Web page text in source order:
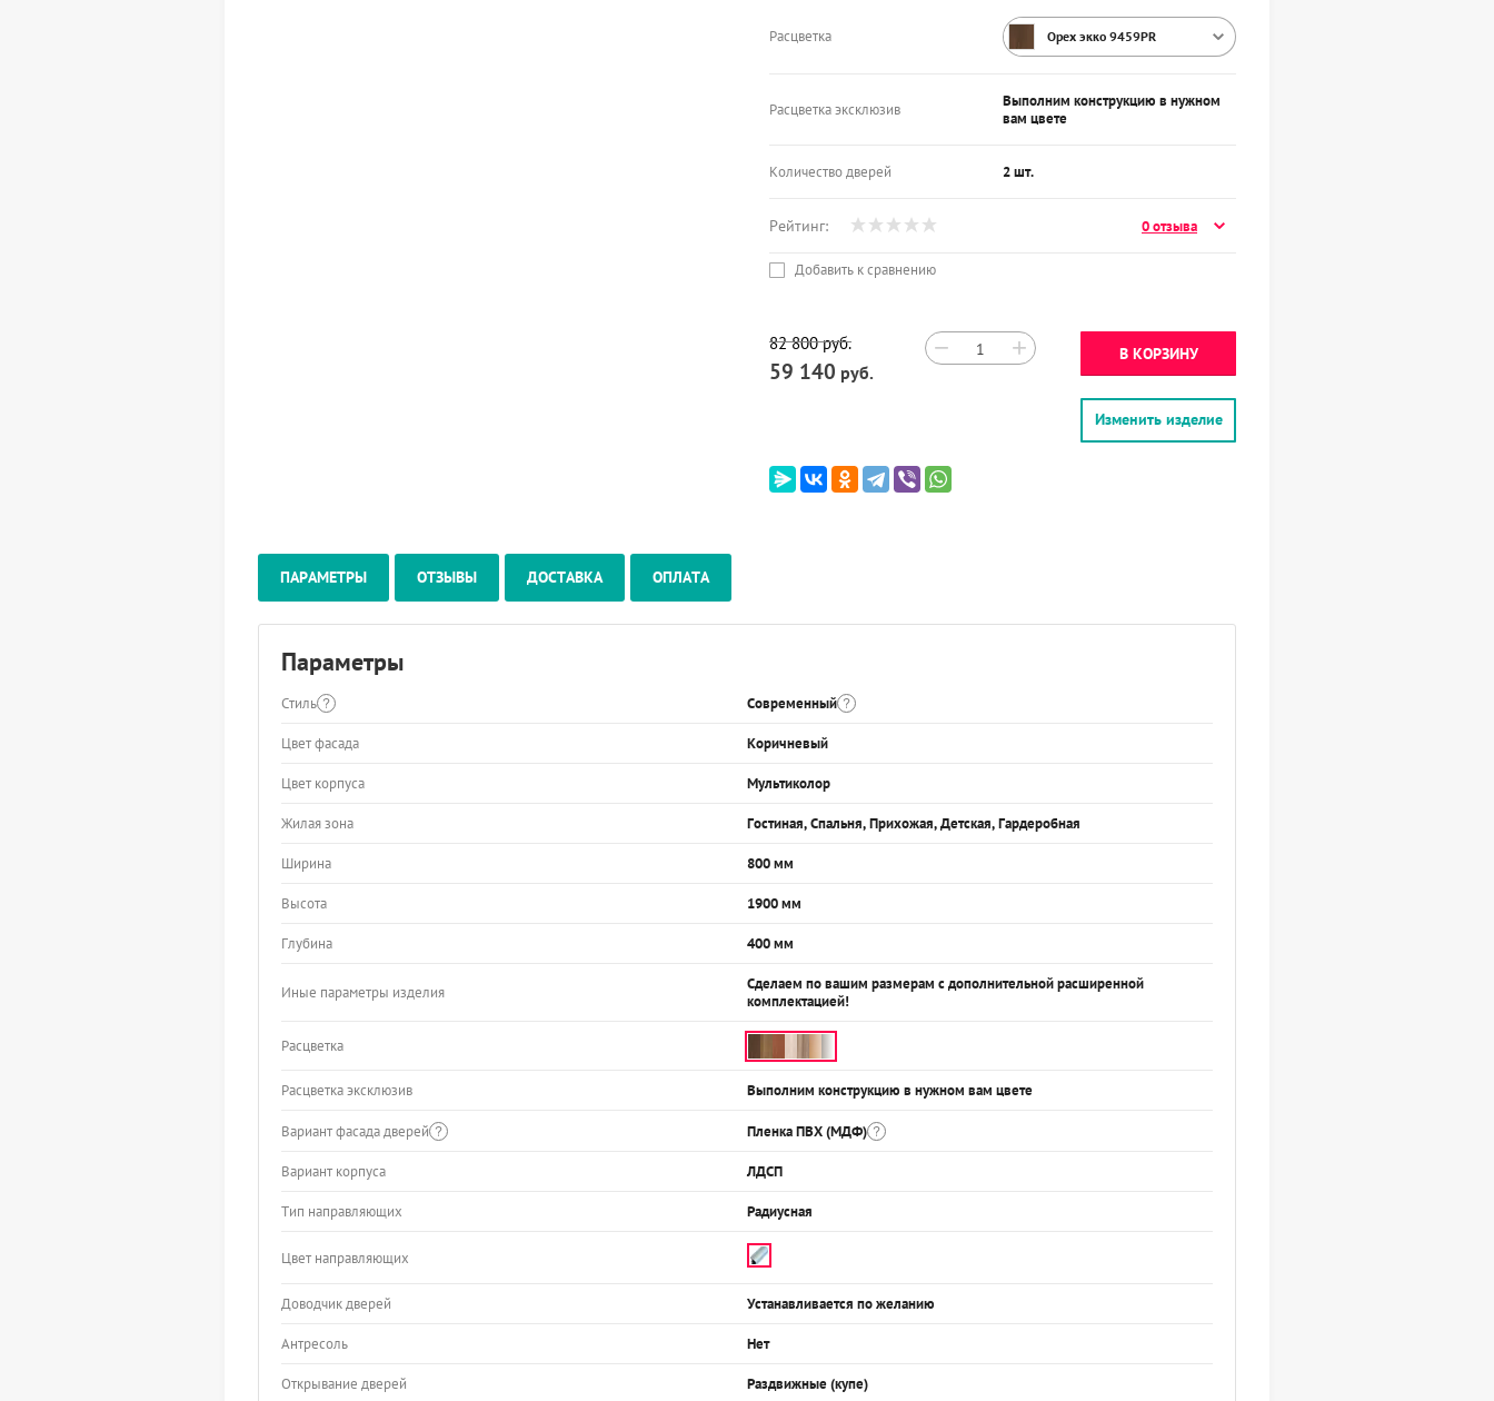
Расцветка Орех экко 9459PR
Расцветка эксклюзив
Выполним конструкцию в нужном
вам цвете
Количество дверей 2 шт.
Рейтинг: 0 отзыва
Добавить к сравнению
82 800руб.
59 140 руб.
− +
Изменить изделие
В КОРЗИНУ
ПАРАМЕТРЫ ОТЗЫВЫ ДОСТАВКА ОПЛАТА
Параметры
Стиль Современный
Цвет фасада Коричневый
Цвет корпуса Мультиколор
Жилая зона Гостиная, Спальня, Прихожая, Детская, Гардеробная
Ширина 800 мм
Высота 1900 мм
Глубина 400 мм
Иные параметры изделия
Сделаем по вашим размерам с дополнительной расширенной
комплектацией!
Расцветка
Расцветка эксклюзив Выполним конструкцию в нужном вам цвете
Вариант фасада дверей Пленка ПВХ (МДФ)
Вариант корпуса ЛДСП
Тип направляющих Радиусная
Цвет направляющих
Доводчик дверей Устанавливается по желанию
Антресоль Нет
Открывание дверей Раздвижные (купе)